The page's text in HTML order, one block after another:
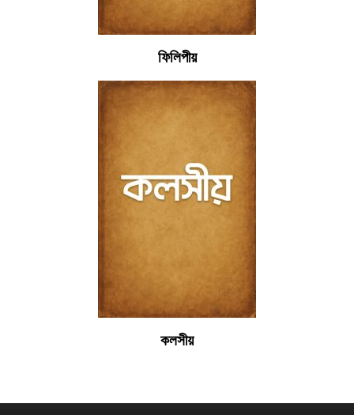
ফিলিপীয়
কলসীয়